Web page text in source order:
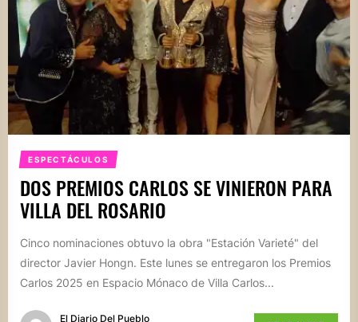
ESPECTÁCULOS
DOS PREMIOS CARLOS SE VINIERON PARA
VILLA DEL ROSARIO
Cinco nominaciones obtuvo la obra "Estación Varieté" del
director Javier Hongn. Este lunes se entregaron los Premios
Carlos 2025 en Espacio Mónaco de Villa Carlos...
El Diario Del Pueblo